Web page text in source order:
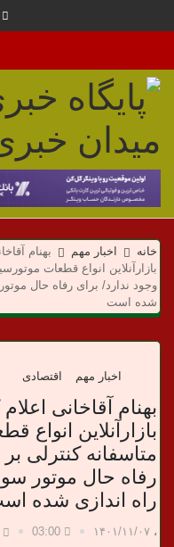
م
ی
د
ا
ن
خ
ب
ر
ی
خانه اخبار مهم
بهنام
بازارآنلاین انواع قطعات
وجود ندارد/ برای رفاه حال
شده است
اخبار مهم اقتصادی
بهنام آقاخانی
بازارآنلاین
متاسفانه کنترلی
رفاه حال موتور
راه اندازی شده
، ۱۴۰۱/۱۱/۰۷ 03:00